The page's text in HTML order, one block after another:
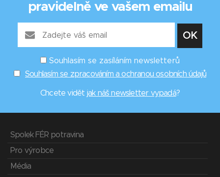
pravidelně ve vašem emailu
Souhlasím se zasíláním newsletterů
Souhlasím se zpracováním a ochranou osobních údajů
Chcete vidět jak náš newsletter vypadá?
Spolek FÉR potravina
Pro výrobce
Média